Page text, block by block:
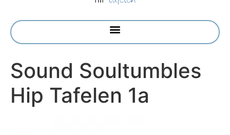
Sound Soultumbles
Hip Tafelen 1a